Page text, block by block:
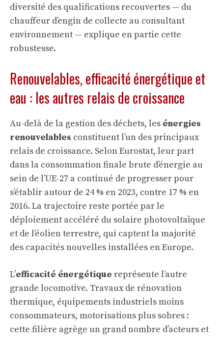
diversité des qualifications recouvertes — du
chauffeur d’engin de collecte au consultant
environnement — explique en partie cette
robustesse.
Renouvelables, efficacité énergétique et
eau : les autres relais de croissance
Au-delà de la gestion des déchets, les énergies
renouvelables constituent l’un des principaux
relais de croissance. Selon Eurostat, leur part
dans la consommation finale brute d’énergie au
sein de l’UE-27 a continué de progresser pour
s’établir autour de 24 % en 2023, contre 17 % en
2016. La trajectoire reste portée par le
déploiement accéléré du solaire photovoltaïque
et de l’éolien terrestre, qui captent la majorité
des capacités nouvelles installées en Europe.
L’efficacité énergétique représente l’autre
grande locomotive. Travaux de rénovation
thermique, équipements industriels moins
consommateurs, motorisations plus sobres :
cette filière agrège un grand nombre d’acteurs et